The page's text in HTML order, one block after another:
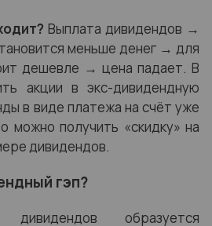
Выплата дивидендов →
меньше денег → для
дешевле → цена падает. В
акции в экс-дивидендную
в виде платежа на счёт уже
можно получить «скидку» на
дивидендов.
гэп?
образуется